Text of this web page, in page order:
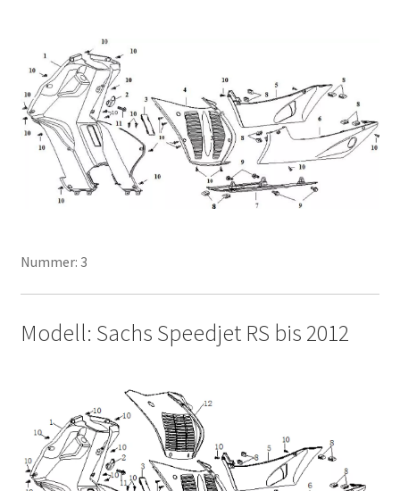
Nummer: 3
Modell: Sachs Speedjet RS bis 2012